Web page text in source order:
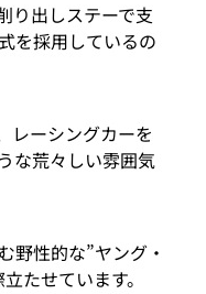
り出しステーで支
を採用しているの
レーシングカーを
な荒々しい雰囲気
野性的な”ヤング・
たせています。